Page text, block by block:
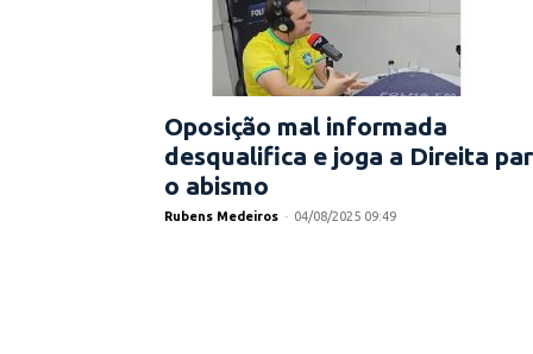
Oposição mal informada
desqualifica e joga a Direita
o abismo
Rubens Medeiros - 04/08/2025 09:49